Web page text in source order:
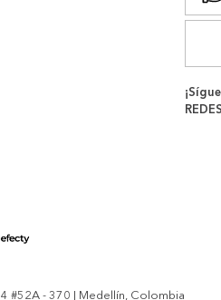
#52A - 370 | Medellín, Colombia